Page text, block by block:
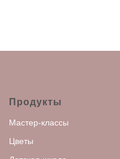
Продукты
Мастер-классы
Цветы